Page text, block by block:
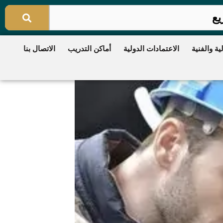
والفنية الاعتمادات الدولية أماكن التدريب الاتصال بنا